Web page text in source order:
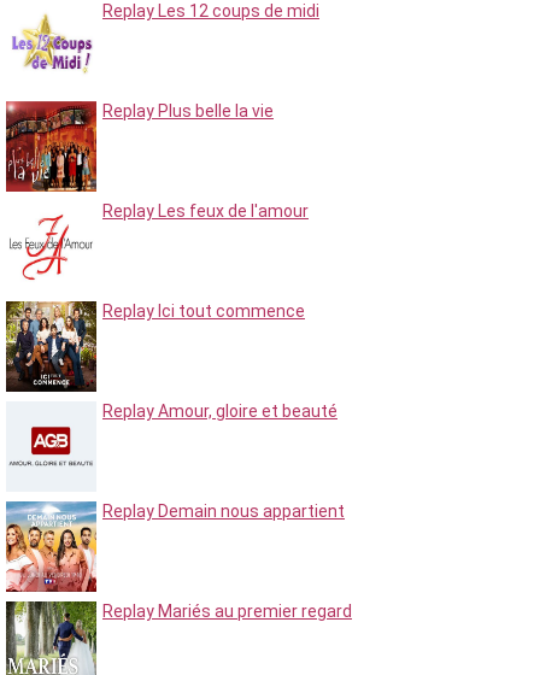
Replay Les 12 coups de midi
Replay Plus belle la vie
Replay Les feux de l'amour
Replay Ici tout commence
Replay Amour, gloire et beauté
Replay Demain nous appartient
Replay Mariés au premier regard